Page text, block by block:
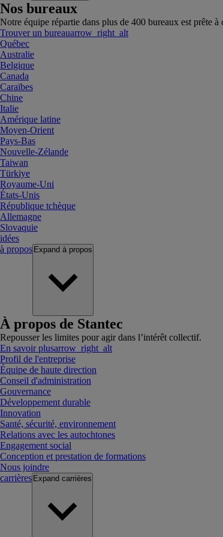
Nos bureaux
Notre équipe répartie dans plus de 400 bureaux est prête
Trouver un bureauarrow_right_alt
Québec
Australie
Belgique
Canada
Caraïbes
Chine
Italie
Amérique latine
Moyen-Orient
Pays-Bas
Nouvelle-Zélande
Taiwan
Türkiye
Royaume-Uni
États-Unis
République tchèque
Allemagne
Slovaquie
idées
à propos Expand à propos
À propos de Stantec
Repousser les limites pour agir dans l’intérêt collectif.
En savoir plusarrow_right_alt
Profil de l'entreprise
Équipe de haute direction
Conseil d'administration
Gouvernance
Développement durable
Innovation
Santé, sécurité, environnement
Relations avec les autochtones
Engagement social
Conception et prestation de formations
Nous joindre
carrières Expand carrières